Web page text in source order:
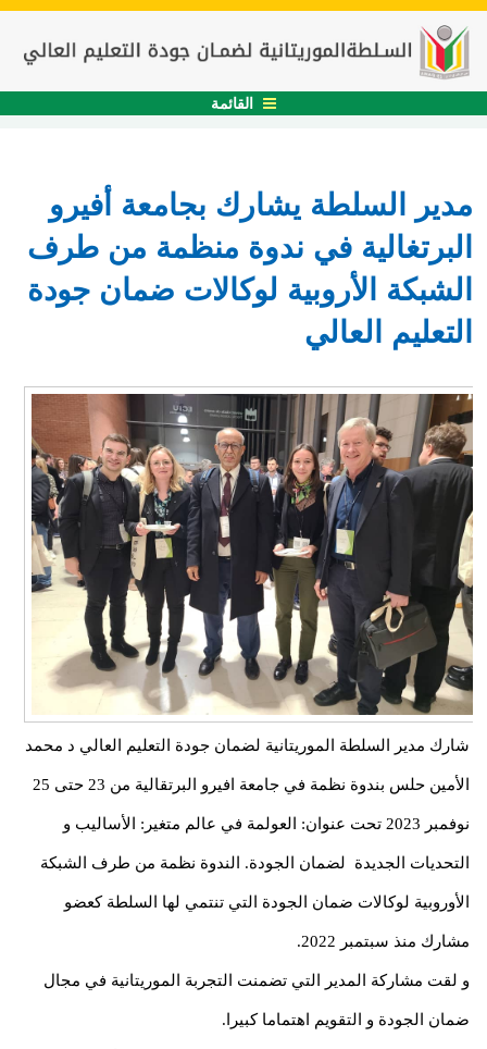
القائمة
مدير السلطة يشارك بجامعة أفيرو
البرتغالية في ندوة منظمة من طرف
الشبكة الأروبية لوكالات ضمان جودة
التعليم العالي
شارك مدير السلطة الموريتانية لضمان جودة التعليم العالي د محمد
الأمين حلس بندوة نظمة في جامعة افيرو البرتقالية من 23 حتى 25
نوفمبر 2023 تحت عنوان: العولمة في عالم متغير: الأساليب و
التحديات الجديدة لضمان الجودة. الندوة نظمة من طرف الشبكة
الأوروبية لوكالات ضمان الجودة التي تنتمي لها السلطة كعضو
مشارك منذ سبتمبر 2022.
و لقت مشاركة المدير التي تضمنت التجربة الموريتانية في مجال
ضمان الجودة و التقويم اهتماما كبيرا.